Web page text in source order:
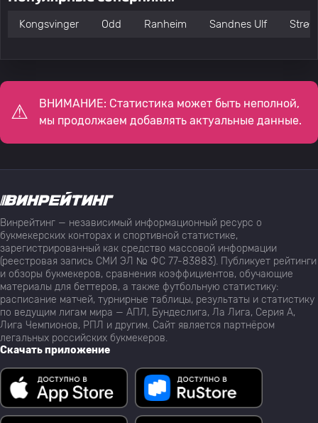
Kongsvinger Odd Ranheim Sandnes Ulf
ВНИМАНИЕ: Статистика может быть неполной,
мы продолжаем добавлять актуальные данные.
Винрейтинг — независимый информационный ресурс о
букмекерских конторах и спортивной статистике,
зарегистрированный как средство массовой информации
(реестровая запись СМИ ЭЛ № ФС 77-83883). Публикует рейтинги
и обзоры букмекеров, сравнения коэффициентов, обучающие
материалы для беттеров, а также футбольную статистику:
расписание матчей, турнирные таблицы, результаты и статистику
по ведущим лигам мира — АПЛ, Бундеслига, Ла Лига, Серия А,
Лига Чемпионов, РПЛ и другим. Сайт является партнёром
легальных российских букмекеров.
Скачать приложение